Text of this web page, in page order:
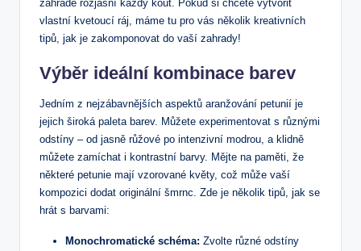
zahradě rozjasní každý kout. Pokud si chcete vytvořit
vlastní kvetoucí ráj, máme tu pro vás několik kreativních
tipů, jak je zakomponovat do vaší zahrady!
Výběr ideální kombinace barev
Jedním z nejzábavnějších aspektů aranžování petunií je
jejich široká paleta barev. Můžete experimentovat s různými
odstíny – od jasně růžové po intenzivní modrou, a klidně
můžete zamíchat i kontrastní barvy. Mějte na paměti, že
některé petunie mají vzorované květy, což může vaší
kompozici dodat originální šmrnc. Zde je několik tipů, jak se
hrát s barvami:
Monochromatické schéma: Zvolte různé odstíny